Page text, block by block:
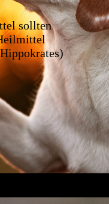
sollten